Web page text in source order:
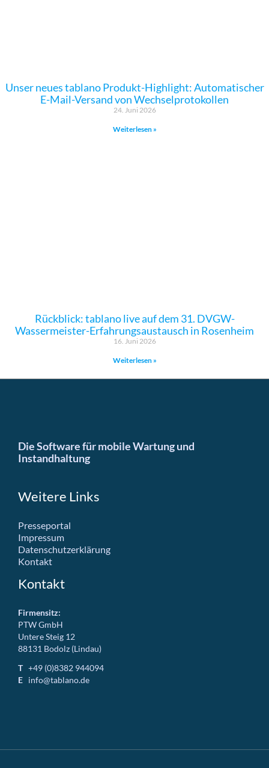
Unser neues tablano Produkt-Highlight: Automatischer
E-Mail-Versand von Wechselprotokollen
24. Juni 2026
Weiterlesen »
Rückblick: tablano live auf dem 31. DVGW-
Wassermeister-Erfahrungsaustausch in Rosenheim
16. Juni 2026
Weiterlesen »
Die Software für mobile Wartung und
Instandhaltung
Weitere Links
Presseportal
Impressum
Datenschutzerklärung
Kontakt
Kontakt
Firmensitz:
PTW GmbH
Untere Steig 12
88131 Bodolz (Lindau)
T+49 (0)8382 944094
E info@tablano.de